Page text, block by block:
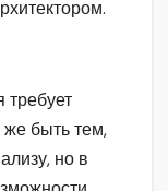
же быть тем,
но в